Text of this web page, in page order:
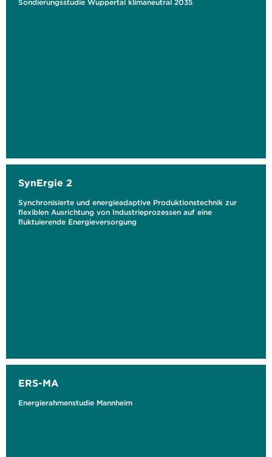
Sondierungsstudie Wuppertal klimaneutral 2035
SynErgie 2
Synchronisierte und energieadaptive Produktionstechnik zur
flexiblen Ausrichtung von Industrieprozessen auf eine
fluktuierende Energieversorgung
ERS-MA
Energierahmenstudie Mannheim